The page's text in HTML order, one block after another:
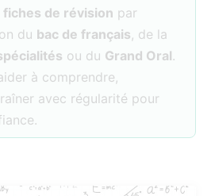
fiches de révision par
du bac de français, de la
ou du Grand Oral.
à comprendre,
avec régularité pour